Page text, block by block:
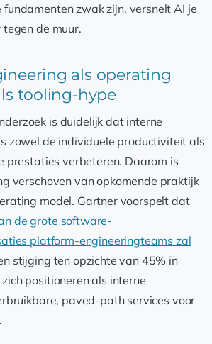
zwak zijn, versnelt AI je
de muur.
als operating
tooling-hype
is duidelijk dat interne
zowel de individuele productiviteit als
prestaties verbeteren. Daarom is
verschoven van opkomende praktijk
model. Gartner voorspelt dat
de grote software-
platform-engineeringteams zal
stijging ten opzichte van 45% in
positioneren als interne
paved-path services voor